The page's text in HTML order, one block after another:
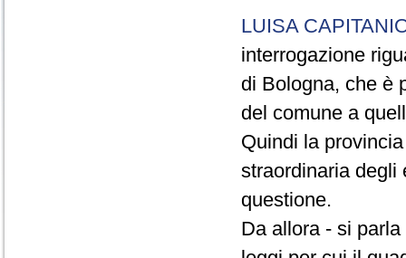
LUISA
interrogazione
di Bologna, che è
del comune a
Quindi la
straordinaria degli
questione.
Da allora - si